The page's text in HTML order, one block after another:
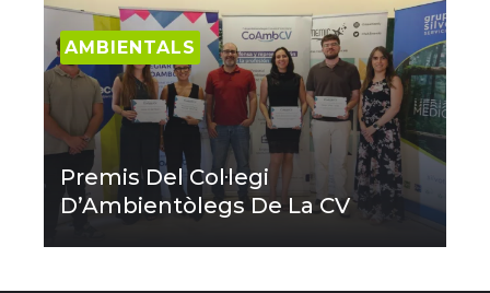
AMBIENTALS
Premis Del Col·legi
D’Ambientòlegs De La CV